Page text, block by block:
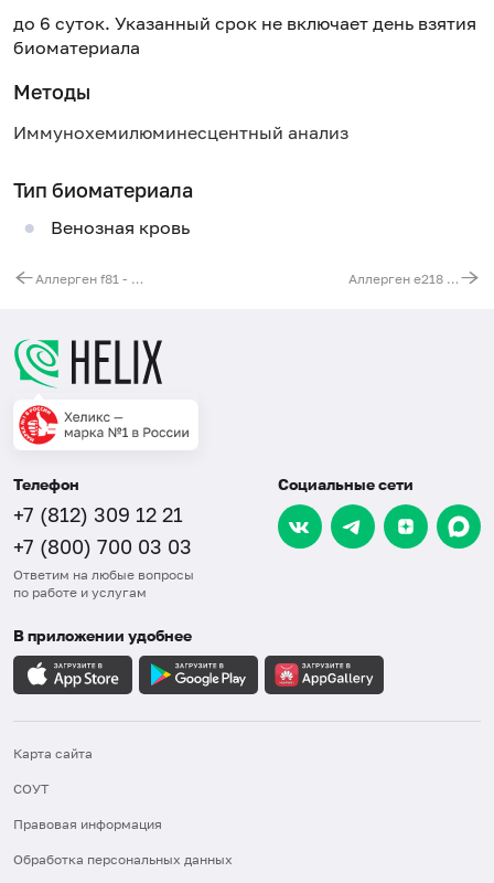
до 6 суток. Указанный срок не включает день взятия
биоматериала
Методы
Иммунохемилюминесцентный анализ
Тип биоматериала
Венозная кровь
Аллерген f81 - сыр "чеддер", IgE Аллерген e218 - помёт курицы, IgE (ImmunoCAP)
Телефон
+7 (812) 309 12 21
+7 (800) 700 03 03
Ответим на любые вопросы
по работе и услугам
Социальные сети
В приложении удобнее
Карта сайта
СОУТ
Правовая информация
Обработка персональных данных